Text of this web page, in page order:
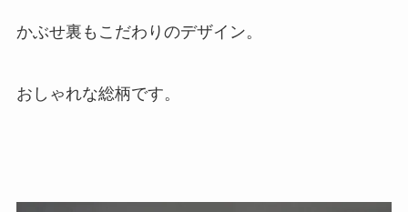
かぶせ裏もこだわりのデザイン。
おしゃれな総柄です。